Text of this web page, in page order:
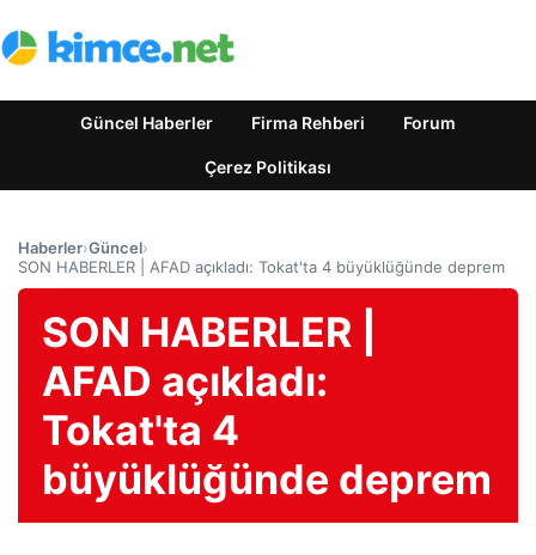
Güncel Haberler Firma Rehberi Forum
Çerez Politikası
Haberler›Güncel›
SON HABERLER | AFAD açıkladı: Tokat'ta 4 büyüklüğünde deprem
SON HABERLER |
AFAD açıkladı:
Tokat'ta 4
büyüklüğünde deprem